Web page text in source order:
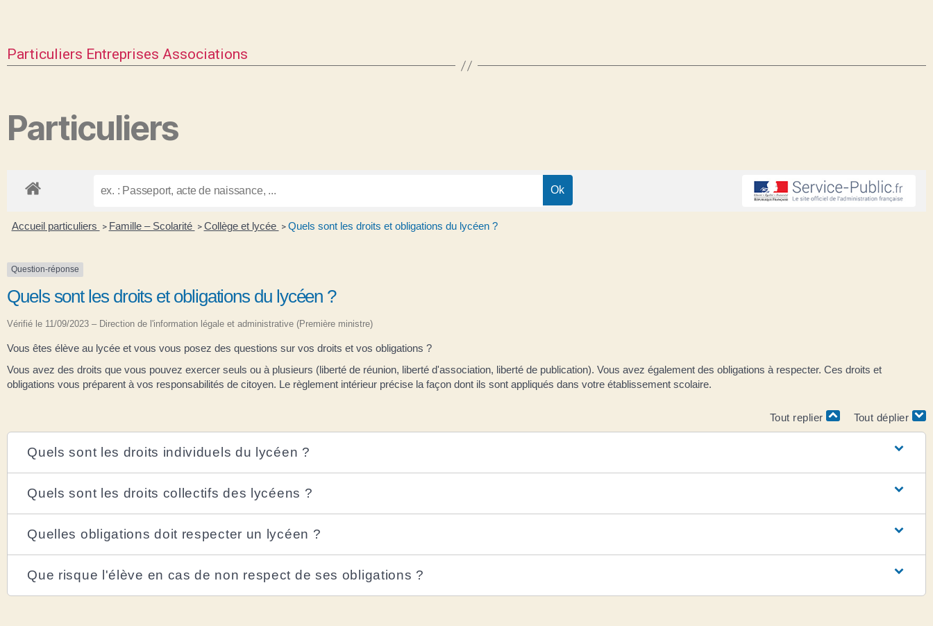
Particuliers Entreprises Associations
Particuliers
Accueil particuliers > Famille – Scolarité > Collège et lycée > Quels sont les droits et obligations du lycéen ?
Question-réponse
Quels sont les droits et obligations du lycéen ?
Vérifié le 11/09/2023 – Direction de l'information légale et administrative (Première ministre)
Vous êtes élève au lycée et vous vous posez des questions sur vos droits et vos obligations ?
Vous avez des droits que vous pouvez exercer seuls ou à plusieurs (liberté de réunion, liberté d'association, liberté de publication). Vous avez également des obligations à respecter. Ces droits et
obligations vous préparent à vos responsabilités de citoyen. Le règlement intérieur précise la façon dont ils sont appliqués dans votre établissement scolaire.
Tout replier Tout déplier
Quels sont les droits individuels du lycéen ?
Quels sont les droits collectifs des lycéens ?
Quelles obligations doit respecter un lycéen ?
Que risque l'élève en cas de non respect de ses obligations ?